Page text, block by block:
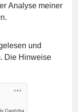
Analyse meiner
und
Die Hinweise
Captcha